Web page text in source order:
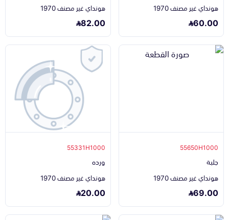
هونداي غير مصنف 1970
60.00
هونداي غير مصنف 1970
82.00
55650H1000
جلبة
هونداي غير مصنف 1970
69.00
55331H1000
ورده
هونداي غير مصنف 1970
20.00